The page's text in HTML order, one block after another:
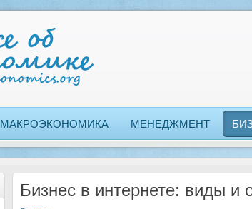
МАКРОЭКОНОМИКА МЕНЕДЖМЕНТ
Бизнес в интернете: виды и